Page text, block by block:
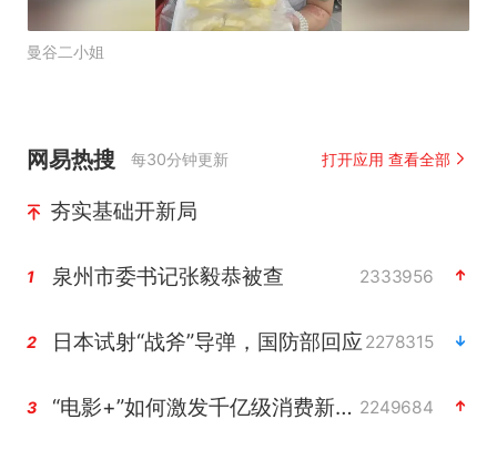
曼谷二小姐
网易热搜 每30分钟更新 打开应用 查看全部
夯实基础开新局
1 泉州市委书记张毅恭被查 2333956
2 日本试射“战斧”导弹，国防部回应 2278315
3 “电影+”如何激发千亿级消费新活力？ 2249684